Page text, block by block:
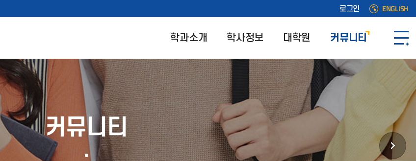
로그인 ENGLISH
학과소개 학사정보 대학원 커뮤니티
커뮤니티